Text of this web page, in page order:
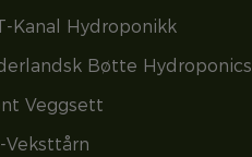
Kanal Hydroponikk
Bøtte Hydroponics
Veggsett
Veksttårn